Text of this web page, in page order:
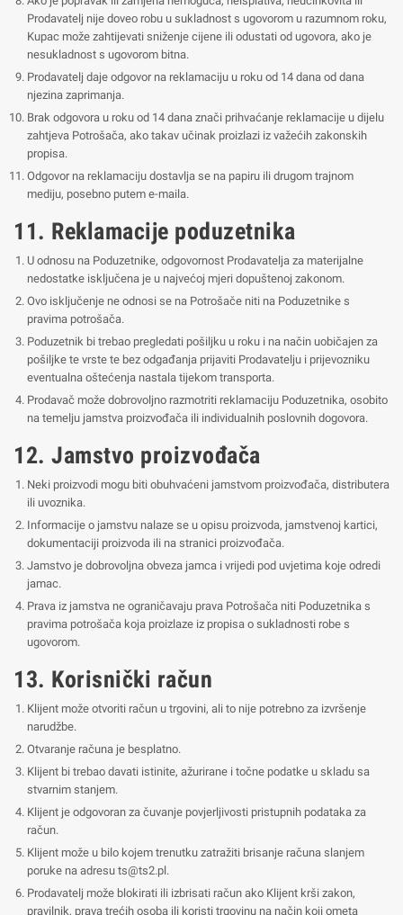
Prodavatelj nije doveo robu u sukladnost s ugovorom u razumnom roku,
Kupac može zahtijevati sniženje cijene ili odustati od ugovora, ako je
nesukladnost s ugovorom bitna.
Prodavatelj daje odgovor na reklamaciju u roku od 14 dana od dana
njezina zaprimanja.
Brak odgovora u roku od 14 dana znači prihvaćanje reklamacije u dijelu
zahtjeva Potrošača, ako takav učinak proizlazi iz važećih zakonskih
propisa.
Odgovor na reklamaciju dostavlja se na papiru ili drugom trajnom
mediju, posebno putem e-maila.
11. Reklamacije poduzetnika
U odnosu na Poduzetnike, odgovornost Prodavatelja za materijalne
nedostatke isključena je u najvećoj mjeri dopuštenoj zakonom.
Ovo isključenje ne odnosi se na Potrošače niti na Poduzetnike s
pravima potrošača.
Poduzetnik bi trebao pregledati pošiljku u roku i na način uobičajen za
pošiljke te vrste te bez odgađanja prijaviti Prodavatelju i prijevozniku
eventualna oštećenja nastala tijekom transporta.
Prodavač može dobrovoljno razmotriti reklamaciju Poduzetnika, osobito
na temelju jamstva proizvođača ili individualnih poslovnih dogovora.
12. Jamstvo proizvođača
Neki proizvodi mogu biti obuhvaćeni jamstvom proizvođača, distributera
ili uvoznika.
Informacije o jamstvu nalaze se u opisu proizvoda, jamstvenoj kartici,
dokumentaciji proizvoda ili na stranici proizvođača.
Jamstvo je dobrovoljna obveza jamca i vrijedi pod uvjetima koje odredi
jamac.
Prava iz jamstva ne ograničavaju prava Potrošača niti Poduzetnika s
pravima potrošača koja proizlaze iz propisa o sukladnosti robe s
ugovorom.
13. Korisnički račun
Klijent može otvoriti račun u trgovini, ali to nije potrebno za izvršenje
narudžbe.
Otvaranje računa je besplatno.
Klijent bi trebao davati istinite, ažurirane i točne podatke u skladu sa
stvarnim stanjem.
Klijent je odgovoran za čuvanje povjerljivosti pristupnih podataka za
račun.
Klijent može u bilo kojem trenutku zatražiti brisanje računa slanjem
poruke na adresu ts@ts2.pl.
Prodavatelj može blokirati ili izbrisati račun ako Klijent krši zakon,
pravilnik, prava trećih osoba ili koristi trgovinu na način koji ometa